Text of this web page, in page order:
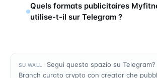
Quels formats publicitaires
utilise-t-il sur Telegram ?
SU WALL
Segui questo spazio su Telegram?
Branch curato crypto con creator che